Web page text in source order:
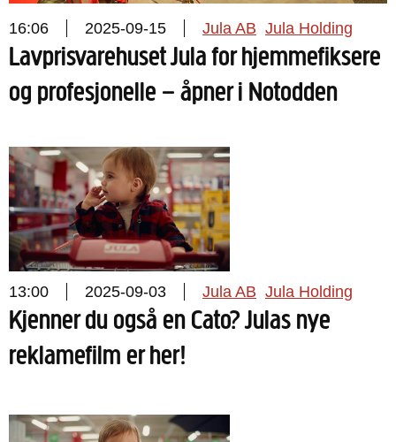
16:06 2025-09-15 Jula AB Jula Holding
Lavprisvarehuset Jula for hjemmefiksere
og profesjonelle – åpner i Notodden
13:00 2025-09-03 Jula AB Jula Holding
Kjenner du også en Cato? Julas nye
reklamefilm er her!